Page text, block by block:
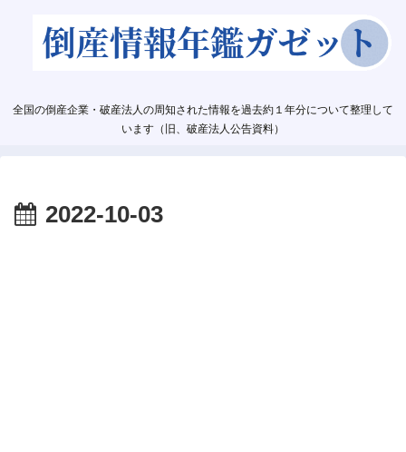
全国の倒産企業・破産法人の周知された情報を過去約１年分について整理して
います（旧、破産法人公告資料）
2022-10-03